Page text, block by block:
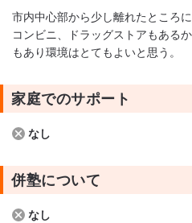
市内中心部から少し離れたところ
コンビニ、ドラッグストアもある
もあり環境はとてもよいと思う。
家庭でのサポート
なし
併塾について
なし